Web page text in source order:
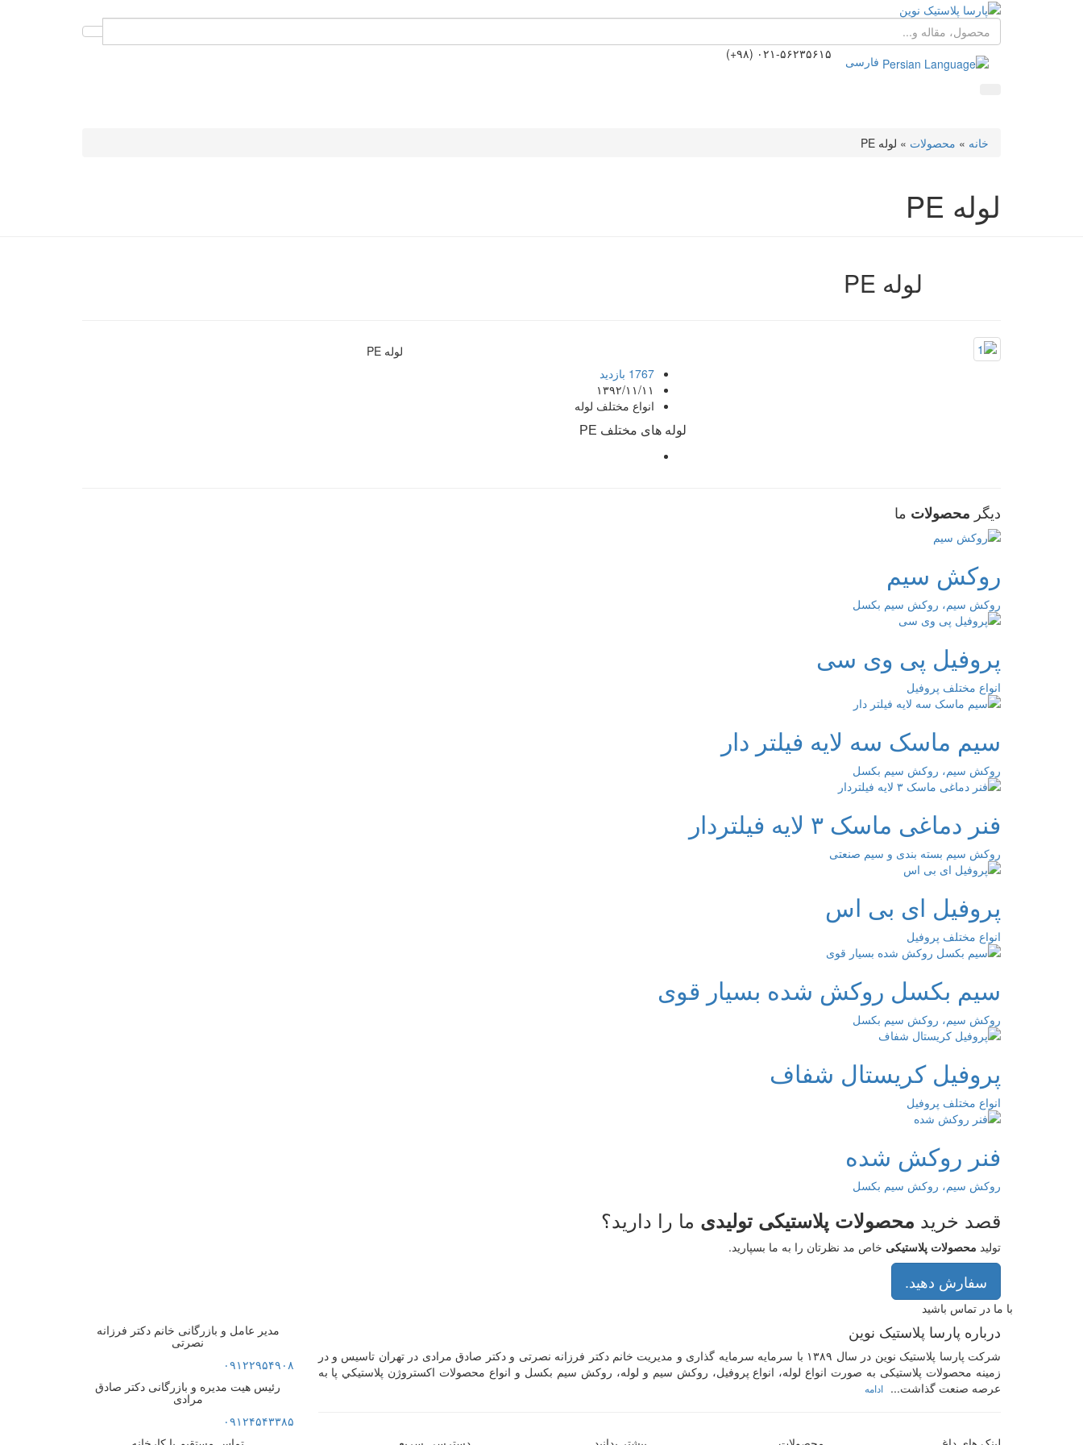
فارسی ۰۲۱-۵۶۲۳۵۶۱۵ (۹۸+)
خانه » محصولات » لوله PE
لوله PE
لوله PE
لوله PE
1767 بازدید
۱۳۹۲/۱۱/۱۱
انواع مختلف لوله
لوله های مختلف PE
دیگر محصولات ما
روکش سیم
روکش سیم، روکش سیم بکسل
پروفیل پی وی سی
انواع مختلف پروفیل
سیم ماسک سه لایه فیلتر دار
روکش سیم، روکش سیم بکسل
فنر دماغی ماسک ۳ لایه فیلتردار
روکش سیم بسته بندی و سیم صنعتی
پروفیل ای بی اس
انواع مختلف پروفیل
سیم بکسل روکش شده بسیار قوی
روکش سیم، روکش سیم بکسل
پروفیل کریستال شفاف
انواع مختلف پروفیل
فنر روکش شده
روکش سیم، روکش سیم بکسل
قصد خرید محصولات پلاستیکی تولیدی ما را دارید؟
تولید محصولات پلاستیکی خاص مد نظرتان را به ما بسپارید.
سفارش دهید.
با ما در تماس باشید
درباره پارسا پلاستیک نوین
شرکت پارسا پلاستیک نوین در سال ۱۳۸۹ با سرمایه سرمایه گذاری و مدیریت خانم دکتر فرزانه نصرتی و دکتر صادق مرادی در تهران تاسیس و در
زمینه محصولات پلاستیکی به صورت انواع لوله، انواع پروفیل، روکش سیم و لوله، روکش سیم بکسل و انواع محصولات اکستروژن پلاستيكي پا به
عرصه صنعت گذاشت... ادامه
مدیر عامل و بازرگانی خانم دکتر فرزانه
نصرتی
۰۹۱۲۲۹۵۴۹۰۸
رئیس هیت مدیره و بازرگانی دکتر صادق
مرادی
۰۹۱۲۴۵۴۳۳۸۵